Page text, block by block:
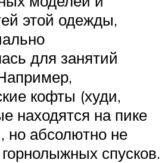
этой одежды,
для занятий
кофты (худи,
находятся на пике
но абсолютно не
спусков.